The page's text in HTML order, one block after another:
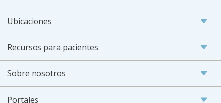
Ubicaciones
Recursos para pacientes
Sobre nosotros
Portales